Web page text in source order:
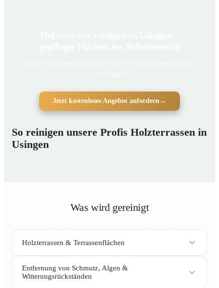
Jetzt kostenloses Angebot anfordern→
So reinigen unsere Profis Holzterrassen in
Usingen
Was wird gereinigt
Holzterrassen & Terrassenflächen
Entfernung von Schmutz, Algen &
Witterungsrückständen